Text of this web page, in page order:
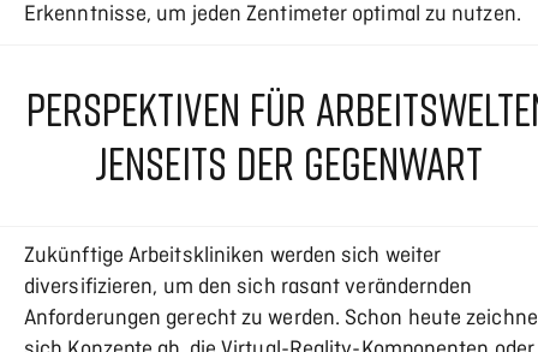
Erkenntnisse, um jeden Zentimeter optimal zu nutzen.
PERSPEKTIVEN FÜR
JENSEITS DER GEGENWART
Zukünftige Arbeitskliniken werden sich weiter
diversifizieren, um den sich rasant verändernden
Anforderungen gerecht zu werden. Schon heute